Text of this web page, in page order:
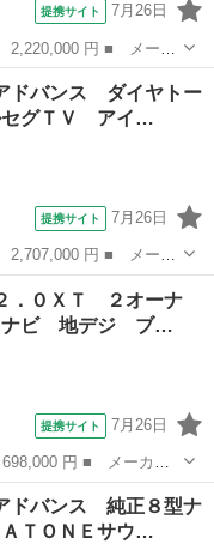
提携サイト 7月26日
■ グレード名： Ａｄ
ヤゲート ■ 排気量：
ドバンス ダイヤトー
セグＴＶ アイ…
提携サイト 7月26日
■ グレード名： アド
グＴＶ アイサイト ス
．０ＸＴ ２オーナ
ビ 地デジ ブ…
提携サイト 7月26日
レード名： ２．０
デジ ブルートゥー
ドバンス 純正８型ナ
ＴＯＮＥサウ…